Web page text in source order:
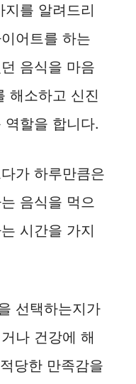
를 알려드리
어트를 하는
음식을 마음
해소하고 신진
할을 합니다.
가 하루만큼은
음식을 먹으
시간을 가지
선택하는지가
나 건강에 해
당한 만족감을